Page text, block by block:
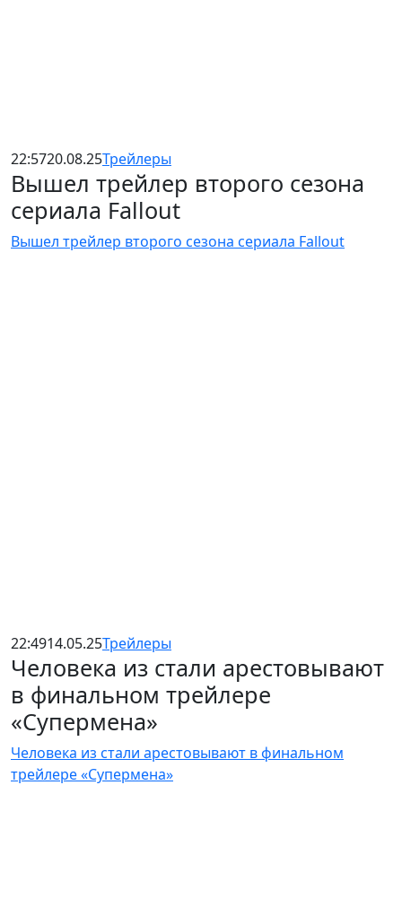
22:5720.08.25Трейлеры
Вышел трейлер второго сезона
сериала Fallout
Вышел трейлер второго сезона сериала Fallout
22:4914.05.25Трейлеры
Человека из стали арестовывают
в финальном трейлере
«Супермена»
Человека из стали арестовывают в финальном
трейлере «Супермена»